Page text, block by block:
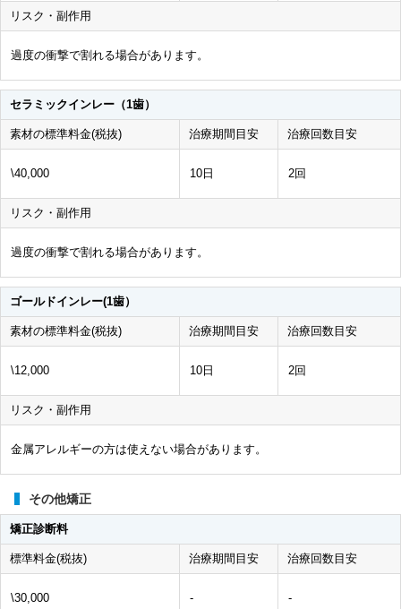
リスク・副作用
過度の衝撃で割れる場合があります。
セラミックインレー（1歯）
素材の標準料金(税抜) 治療期間目安 治療回数目安
\40,000 10日 2回
リスク・副作用
過度の衝撃で割れる場合があります。
ゴールドインレー(1歯）
素材の標準料金(税抜) 治療期間目安 治療回数目安
\12,000 10日 2回
リスク・副作用
金属アレルギーの方は使えない場合があります。
その他矯正
矯正診断料
標準料金(税抜) 治療期間目安 治療回数目安
\30,000 - -